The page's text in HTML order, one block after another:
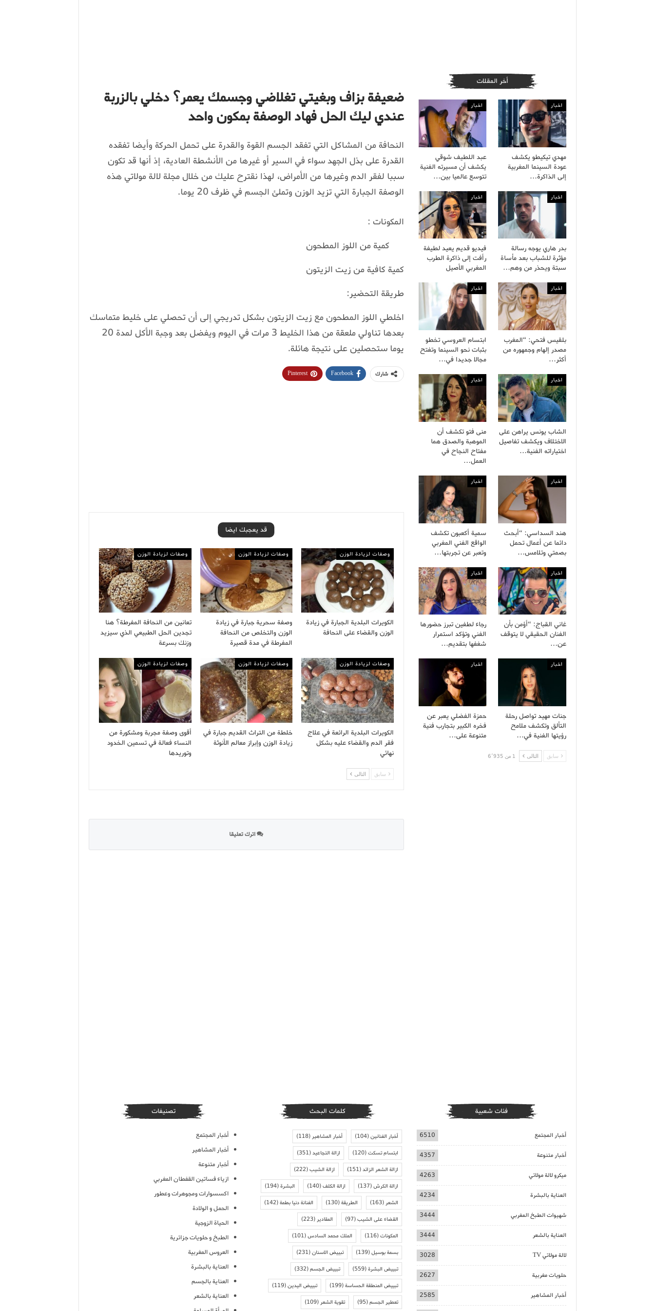
ضعيفة بزاف وبغيتي تغلاضي وجسمك يعمر؟ دخلي بالزربة
عندي ليك الحل فهاد الوصفة بمكون واحد
النحافة من المشاكل التي تفقد الجسم القوة والقدرة على تحمل الحركة وأيضا تفقده
القدرة على بذل الجهد سواء في السير أو غيرها من الأنشطة العادية، إذ أنها قد تكون
سببا لفقر الدم وغيرها من الأمراض، لهذا نقترح عليك من خلال مجلة لالة مولاتي هذه
الوصفة الجبارة التي تزيد الوزن وتملئ الجسم في ظرف 20 يوما.
المكونات :
كمية من اللوز المطحون
كمية كافية من زيت الزيتون
طريقة التحضير:
اخلطي اللوز المطحون مع زيت الزيتون بشكل تدريجي إلى أن تحصلي على خليط متماسك
بعدها تناولي ملعقة من هذا الخليط 3 مرات في اليوم ويفضل بعد وجبة الأكل لمدة 20
يوما ستحصلين على نتيجة هائلة.
شارك Facebook
Pinterest
قد يعجبك ايضا
وصفات لزيادة الوزن
الكويرات البلدية الجبارة في زيادة
الوزن والقضاء على النحافة
وصفات لزيادة الوزن
وصفة سحرية جبارة في زيادة
الوزن والتخلص من النحافة
المفرطة في مدة قصيرة
وصفات لزيادة الوزن
تعانين من النحافة المفرطة؟ هنا
تجدين الحل الطبيعي الذي سيزيد
وزنك بسرعة
وصفات لزيادة الوزن
الكويرات البلدية الرائعة في علاج
فقر الدم والقضاء عليه بشكل
نهائي
وصفات لزيادة الوزن
خلطة من التراث القديم جبارة في
زيادة الوزن وإبراز معالم الأنوثة
وصفات لزيادة الوزن
أقوى وصفة مجربة ومشكورة من
النساء فعالة في تسمين الخدود
وتوريدها
سابق التالى
اترك تعليقا
أخر المقلات
اخبار
مهدي تيكيطو يكشف
عودة السينما المغربية
إلى الذاكرة…
اخبار
عبد اللطيف شوقي
يكشف أن مسيرته الفنية
تتوسع عالميا بين…
اخبار
بدر هاري يوجه رسالة
مؤثرة للشباب بعد مأساة
سبتة ويحذر من وهم…
اخبار
فيديو قديم يعيد لطيفة
رأفت إلى ذاكرة الطرب
المغربي الأصيل
اخبار
بلقيس فتحي: “المغرب
مصدر إلهام وجمهوره من
أكثر…
اخبار
ابتسام العروسي تخطو
بثبات نحو السينما وتفتح
مجالا جديدا في…
اخبار
الشاب يونس يراهن على
الاختلاف ويكشف تفاصيل
اختياراته الفنية…
اخبار
منى فتو تكشف أن
الموهبة والصدق هما
مفتاح النجاح في
العمل…
اخبار
هند السداسي: “أبحث
دائما عن أعمال تحمل
بصمتي وتلامس…
اخبار
سمية أكعبون تكشف
الواقع الفني المغربي
وتعبر عن تجربتها…
اخبار
غاني القباج: “أؤمن بأن
الفنان الحقيقي لا يتوقف
عن…
اخبار
رجاء لطفين تبرز حضورها
الفني وتؤكد استمرار
شغفها بتقديم…
اخبار
جنات مهيد تواصل رحلة
التألق وتكشف ملامح
رؤيتها الفنية في…
اخبار
حمزة الفضلي يعبر عن
فخره الكبير بتجارب فنية
متنوعة على…
سابق التالى 1 من 6٬935
فئات شعبية
أخبار المجتمع 6510
أخبار متنوعة 4357
ميكرو لالة مولاتي 4263
العناية بالبشرة 4234
شهيوات الطبخ المغربي 3444
العناية بالشعر 3444
لالة مولاتي TV 3028
حلويات مغربية 2627
أخبار المشاهير 2585
كلمات البحث
أخبار الفنانين(104) أخبار المشاهير(118)
ابتسام تسكت(120) ازالة التجاعيد(351)
ازالة الشعر الزائد(151) ازالة الشيب(222)
ازالة الكرش(137) ازالة الكلف(140) البشرة(194)
الشعر(163) الطريقة(130) الفنانة دنيا بطمة(142)
القضاء على الشيب(97) المقادير(223)
المكونات(116) الملك محمد السادس(101)
بسمة بوسيل(139) تبييض الاسنان(231)
تبييض البشرة(559) تبييض الجسم(332)
تبييض المنطقة الحساسة(199) تبييض اليدين(119)
تعطير الجسم(95) تقوية الشعر(109)
تصنيفات
أخبار المجتمع
أخبار المشاهير
أخبار متنوعة
ازياء فساتين القفطان المغربي
اكسسوارات ومجوهرات وعطور
الحمل و الولادة
الحياة الزوجية
الطبخ و حلويات جزائرية
العروس المغربية
العناية بالبشرة
العناية بالجسم
العناية بالشعر